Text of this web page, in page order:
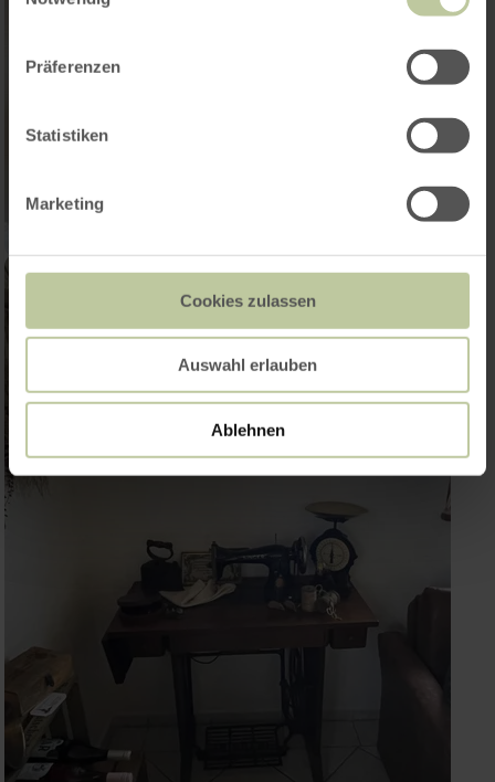
Präferenzen
Statistiken
Marketing
Cookies zulassen
Auswahl erlauben
Ablehnen